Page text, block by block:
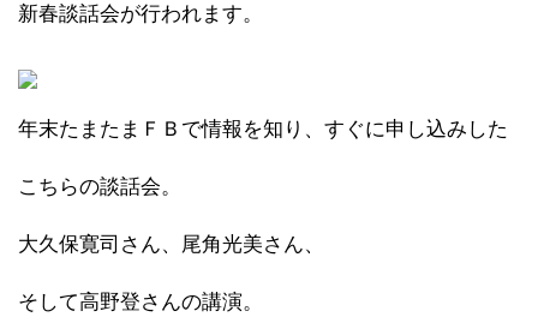
新春談話会が行われます。
年末たまたまＦＢで情報を知り、すぐに申し込みした
こちらの談話会。
大久保寛司さん、尾角光美さん、
そして高野登さんの講演。